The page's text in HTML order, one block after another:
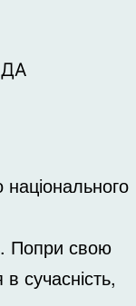
Попри свою
сучасність,